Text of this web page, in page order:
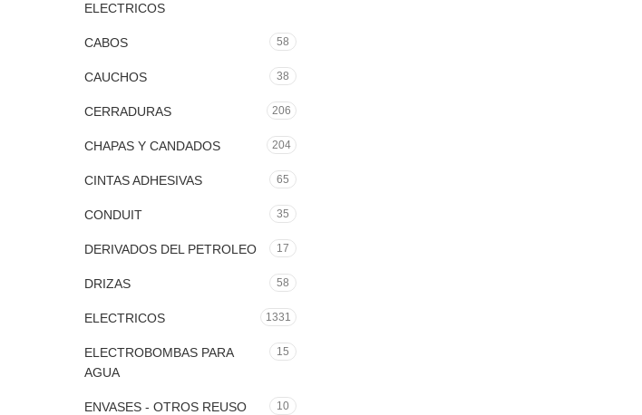
ELECTRICOS
CABOS 58
CAUCHOS 38
CERRADURAS 206
CHAPAS Y CANDADOS 204
CINTAS ADHESIVAS 65
CONDUIT 35
DERIVADOS DEL PETROLEO 17
DRIZAS 58
ELECTRICOS 1331
ELECTROBOMBAS PARA
AGUA
15
ENVASES - OTROS REUSO 10